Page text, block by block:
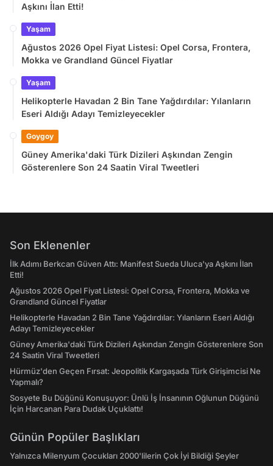
Aşkını İlan Etti!
Yaşam
Ağustos 2026 Opel Fiyat Listesi: Opel Corsa, Frontera,
Mokka ve Grandland Güncel Fiyatlar
Yaşam
Helikopterle Havadan 2 Bin Tane Yağdırdılar: Yılanların
Eseri Aldığı Adayı Temizleyecekler
Goygoy
Güney Amerika'daki Türk Dizileri Aşkından Zengin
Gösterenlere Son 24 Saatin Viral Tweetleri
Son Eklenenler
İlk Adımı Berkcan Güven Attı: Manifest Sueda Uluca'ya Aşkını İlan
Etti!
Ağustos 2026 Opel Fiyat Listesi: Opel Corsa, Frontera, Mokka ve
Grandland Güncel Fiyatlar
Helikopterle Havadan 2 Bin Tane Yağdırdılar: Yılanların Eseri Aldığı
Adayı Temizleyecekler
Güney Amerika'daki Türk Dizileri Aşkından Zengin Gösterenlere Son
24 Saatin Viral Tweetleri
Hürmüz'den Geçen Fırsat: Jeopolitik Kargaşada Türk Girişimcisi Ne
Yapmalı?
Sosyete Bu Düğünü Konuşuyor: Ünlü İş İnsanının Oğlunun Düğünü
İçin Harcanan Para Dudak Uçuklattı!
Günün Popüler Başlıkları
Yalnızca Milenyum Çocukları 2000'lilerin Çok İyi Bildiği Şeyler